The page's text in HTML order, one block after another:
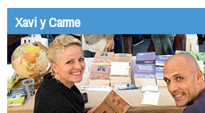
Xavi y Carme